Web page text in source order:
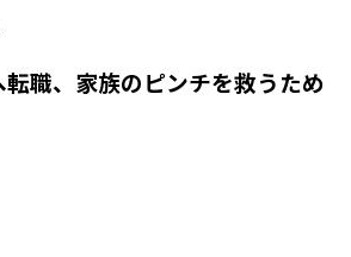
職、家族のピンチを救うため